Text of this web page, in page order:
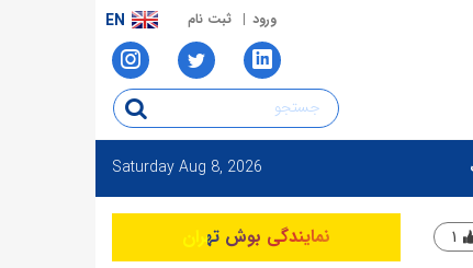
ورود ثبت نام EN
SaturdayAug 8, 2026
۱ نمایندگی بوش تهران